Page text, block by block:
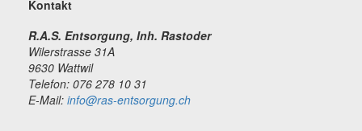
Kontakt
R.A.S. Entsorgung, Inh. Rastoder
Wilerstrasse 31A
9630 Wattwil
Telefon: 076 278 10 31
E-Mail: info@ras-entsorgung.ch